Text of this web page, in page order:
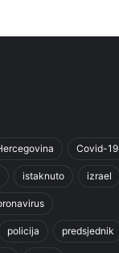
Covid-19
istaknuto izrael
policija predsjednik